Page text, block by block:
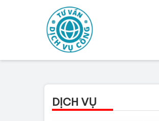
DỊCH VỤ